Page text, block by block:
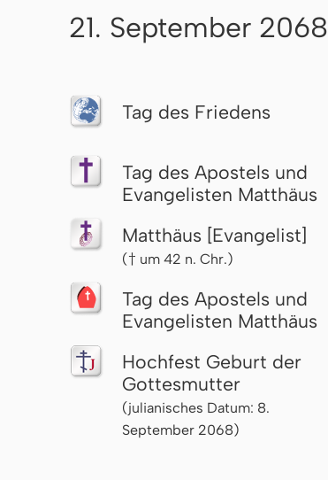
21. September 2068
Tag des Friedens
Tag des Apostels und
Evangelisten Matthäus
Matthäus [Evangelist]
(† um 42 n. Chr.)
Tag des Apostels und
Evangelisten Matthäus
Hochfest Geburt der
Gottesmutter
(julianisches Datum: 8.
September 2068)